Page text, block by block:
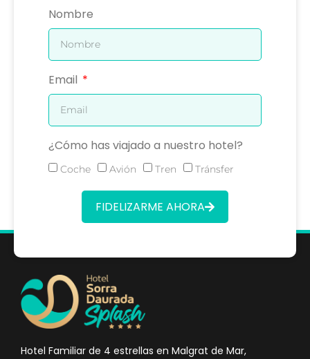
Nombre
Email
¿Cómo has viajado a nuestro hotel?
Coche Avión Tren Tránsfer
FIDELIZARME AHORA
Hotel Familiar de 4 estrellas en Malgrat de Mar,